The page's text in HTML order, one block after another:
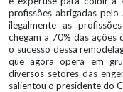
profissões abrigadas pelo
ilegalmente as
chegam a 70% das ações
o sucesso dessa
que agora opera em
diversos setores das
salientou o presidente do